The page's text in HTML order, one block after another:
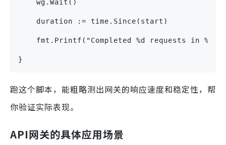
    wg.Wait()
    duration := time.Since(start)
fmt.Printf("Completed %d requests in
}
跑这个脚本，能粗略测出网关的响应速度和稳定性，帮
你验证实际表现。
API网关的具体应用场景